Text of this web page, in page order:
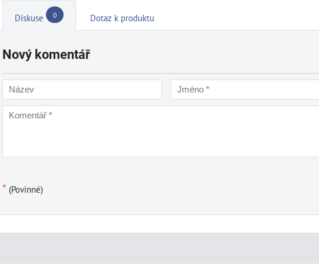
Diskuse 0 Dotaz k produktu
Nový komentář
* (Povinné)